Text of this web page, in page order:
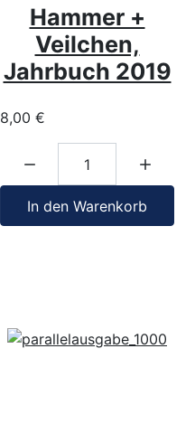
Hammer +
Veilchen,
Jahrbuch 2019
8,00 €
In den Warenkorb